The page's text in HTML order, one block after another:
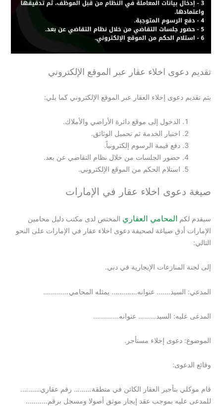
تقديم دعوى اخلاء عقار عبر الموقع الإلكتروني
يتم تقديم دعوى إخلاء العقار عبر الموقع الإلكتروني كما يلي:
الدخول إلى موقع دائرة الأراضي والأملاك.
اختيار الخدمة ثم تحميل الوثائق.
دفع قيمة الرسوم إلكترونياً.
حضور الجلسات من خلال نظام التقاضي عن بعد.
استلام الحكم من الموقع الإلكتروني.
صيغة دعوى اخلاء عقار في الإمارات
سيقدم لكم المحامي العقاري المختص لدى مكتب دليل محامين
الإمارات أدق صياغة لصحيفة دعوى اخلاء عقار في الإمارات على النحو
التالي:
إلى لجنة المنازعات الإيجارية في دبي.
المدعي: السيد……. عنوانه…………. يمثله المحامي………….
المدعى عليه: السيد……… عنوانه………….
الموضوع: دعوى إخلاء مستأجر.
وقائع الدعوى:
قام موكلي بتأجير العقار الكائن في منطقة……… رقم عقاري……….
للمدعى عليه بموجب عقد إيجار موثق أصولا ومسجل برقم………..